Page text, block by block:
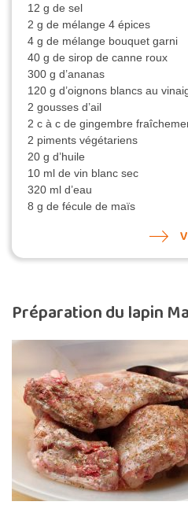
12 g de sel
2 g de mélange 4 épices
4 g de mélange bouquet garni
40 g de sirop de canne roux
300 g d’ananas
120 g d’oignons blancs au
2 gousses d’ail
2 c à c de gingembre
2 piments végétariens
20 g d’huile
10 ml de vin blanc sec
320 ml d’eau
8 g de fécule de maïs
Préparation du lapin